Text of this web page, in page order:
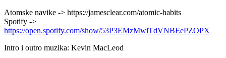
Atomske navike -> https://jamesclear.com/atomic-habits
Spotify ->
https://open.spotify.com/show/53P3EMzMwiTdVNBEePZOPX
Intro i outro muzika: Kevin MacLeod